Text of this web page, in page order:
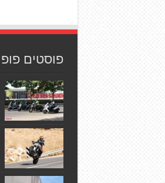
פוסטים